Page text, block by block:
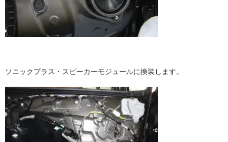
ソニックプラス・スピーカーモジュールに換装します。